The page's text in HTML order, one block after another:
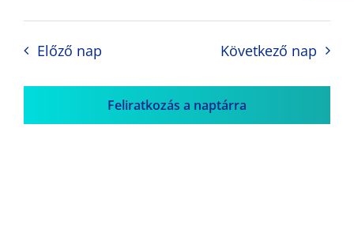
Előző nap Következő nap
Feliratkozás a naptárra